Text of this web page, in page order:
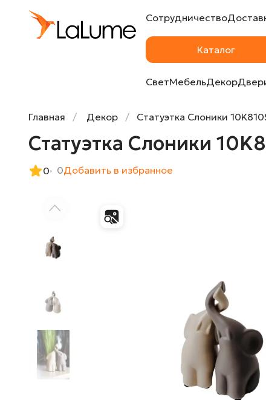
Сотрудничество
Каталог
СветМебельДекор
Главная Декор Статуэтка Слоники
Статуэтка Слоники
0 0Добавить в избранное
Статуэтка Слоники 10K8105/8106D от